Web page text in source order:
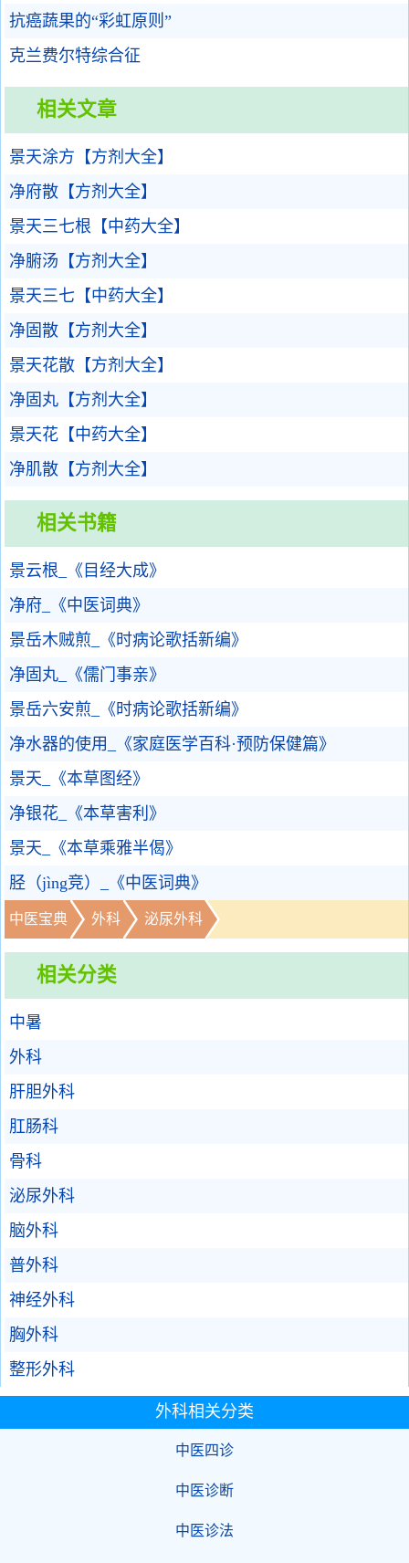
抗癌蔬果的“彩虹原则”
克兰费尔特综合征
相关文章
景天涂方【方剂大全】
净府散【方剂大全】
景天三七根【中药大全】
净腑汤【方剂大全】
景天三七【中药大全】
净固散【方剂大全】
景天花散【方剂大全】
净固丸【方剂大全】
景天花【中药大全】
净肌散【方剂大全】
相关书籍
景云根_《目经大成》
净府_《中医词典》
景岳木贼煎_《时病论歌括新编》
净固丸_《儒门事亲》
景岳六安煎_《时病论歌括新编》
净水器的使用_《家庭医学百科·预防保健篇》
景天_《本草图经》
净银花_《本草害利》
景天_《本草乘雅半偈》
胫（jìng竞）_《中医词典》
中医宝典 外科 泌尿外科
相关分类
中暑
外科
肝胆外科
肛肠科
骨科
泌尿外科
脑外科
普外科
神经外科
胸外科
整形外科
外科相关分类
中医四诊
中医诊断
中医诊法